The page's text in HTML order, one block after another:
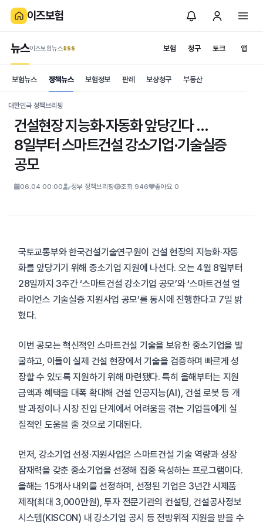
이즈보험
보험 청구
뉴스이즈보험뉴스.RSS 토크 앱
is보험
News
보험뉴스 정책뉴스 보험정보 판례 보상청구 부동산
대한민국 정책브리핑
건설현장 지능화·자동화 앞당긴다 …
8일부터 스마트건설 강소기업·기술실증
공모
06.04 00:00 정부 정책브리핑 조회 946 좋아요 0
국토교통부와 한국건설기술연구원이 건설 현장의 지능화·자동
화를 앞당기기 위해 중소기업 지원에 나선다. 오는 4월 8일부터
28일까지 3주간 ‘스마트건설 강소기업 공모’와 ‘스마트건설 얼
라이언스 기술실증 지원사업 공모’를 동시에 진행한다고 7일 밝
혔다.
이번 공모는 혁신적인 스마트건설 기술을 보유한 중소기업을 발
굴하고, 이들이 실제 건설 현장에서 기술을 검증하며 빠르게 성
장할 수 있도록 지원하기 위해 마련됐다. 특히 올해부터는 지원
금액과 혜택을 대폭 확대해 건설 인공지능(AI), 건설 로봇 등 개
발 과정이나 시장 진입 단계에서 어려움을 겪는 기업들에게 실
질적인 도움을 줄 것으로 기대된다.
먼저, 강소기업 선정·지원사업은 스마트건설 기술 역량과 성장
잠재력을 갖춘 중소기업을 선정해 집중 육성하는 프로그램이다.
올해는 15개사 내외를 선정하며, 선정된 기업은 3년간 시제품
제작(최대 3,000만원), 투자 전문기관의 컨설팅, 건설공사정보
시스템(KISCON) 내 강소기업 공시 등 전방위적 지원을 받을 수